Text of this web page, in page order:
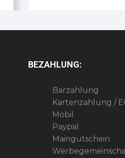
BEZAHLUNG:
Barzahlung
Kartenzahlung /
Mobil
Paypal
Maingutschein